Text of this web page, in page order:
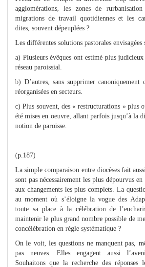
agglomérations, les zones de
migrations de travail quotidiennes et les
dites, souvent dépeuplées ?
Les différentes solutions pastorales envisagées
a) Plusieurs évêques ont estimé plus
réseau paroissial.
b) D’autres, sans supprimer canoniquement
réorganisées en secteurs.
c) Plus souvent, des « restructurations » plus
été mises en oeuvre, allant parfois jusqu’à la
notion de paroisse.
(p.187)
La simple comparaison entre diocèses fait
sont pas nécessairement les plus dépourvus
aux changements les plus complets. La
au moment où s’éloigne la vogue des
toute sa place à la célébration de
maintenir le plus grand nombre possible de
concélébration en règle systématique ?
On le voit, les questions ne manquent pas,
pas neuves. Elles engagent aussi
Souhaitons que la recherche des réponses